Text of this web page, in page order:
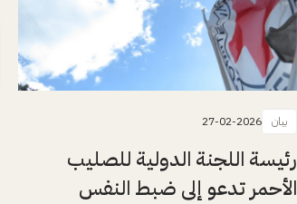
بيان 27-02-2026
رئيسة اللجنة الدولية للصليب
الأحمر تدعو إلى ضبط النفس